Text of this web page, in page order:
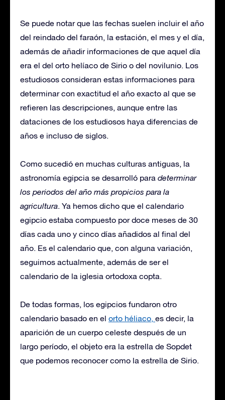
Se puede notar que las fechas suelen incluir el año
del reindado del faraón, la estación, el mes y el día,
además de añadir informaciones de que aquel día
era el del orto helíaco de Sirio o del novilunio. Los
estudiosos consideran estas informaciones para
determinar con exactitud el año exacto al que se
refieren las descripciones, aunque entre las
dataciones de los estudiosos haya diferencias de
años e incluso de siglos.
Como sucedió en muchas culturas antiguas, la
astronomía egipcia se desarrolló para determinar
los periodos del año más propicios para la
agricultura. Ya hemos dicho que el calendario
egipcio estaba compuesto por doce meses de 30
días cada uno y cinco días añadidos al final del
año. Es el calendario que, con alguna variación,
seguimos actualmente, además de ser el
calendario de la iglesia ortodoxa copta.
De todas formas, los egipcios fundaron otro
calendario basado en el orto héliaco, es decir, la
aparición de un cuerpo celeste después de un
largo período, el objeto era la estrella de Sopdet
que podemos reconocer como la estrella de Sirio.